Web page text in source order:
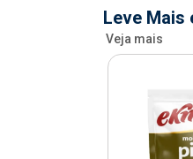
Leve Mais
Veja mais